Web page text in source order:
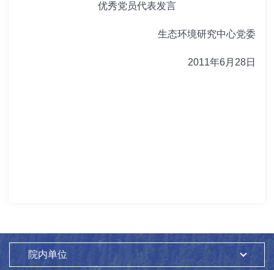
优秀党员代表发言
生态环境研究中心党委
2011年6月28日
院内单位